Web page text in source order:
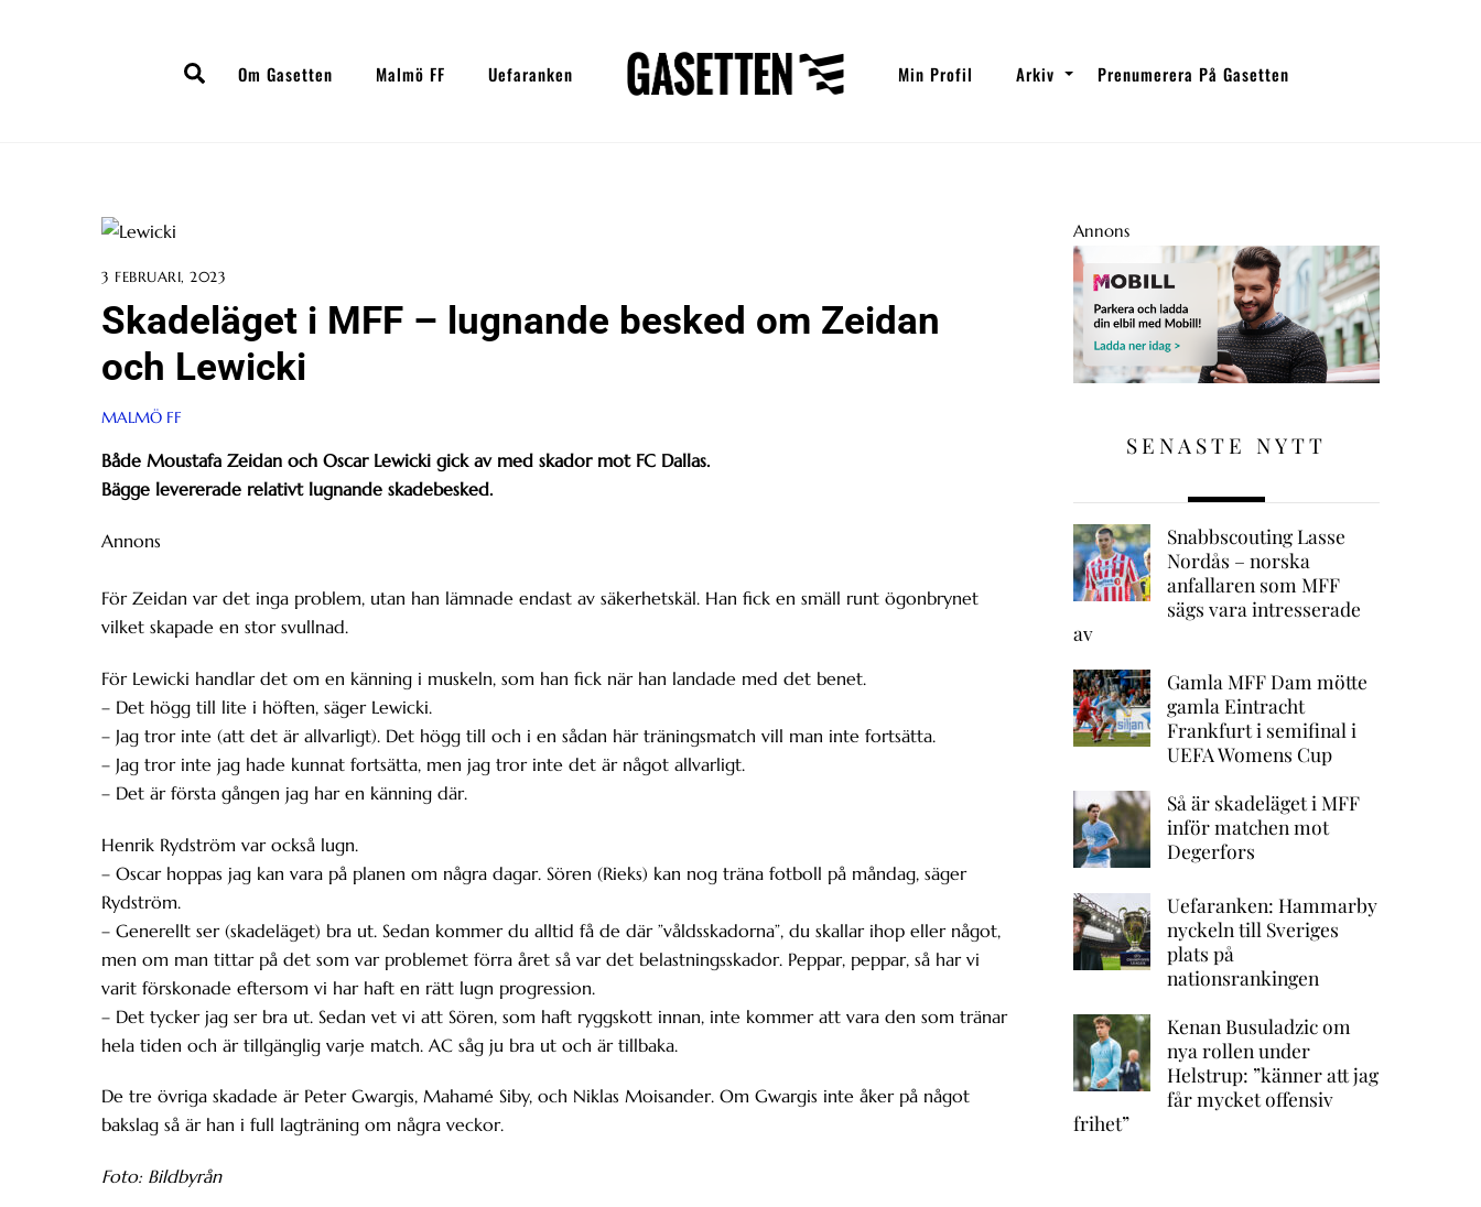
SearchOm Gasetten Malmö FF Uefaranken Min Profil Arkiv Prenumerera På Gasetten
3 FEBRUARI, 2023
Skadeläget i MFF – lugnande besked om Zeidan
och Lewicki
MALMÖ FF
Både Moustafa Zeidan och Oscar Lewicki gick av med skador mot FC Dallas.
Bägge levererade relativt lugnande skadebesked.
Annons
För Zeidan var det inga problem, utan han lämnade endast av säkerhetskäl. Han fick en smäll runt ögonbrynet
vilket skapade en stor svullnad.
För Lewicki handlar det om en känning i muskeln, som han fick när han landade med det benet.
– Det högg till lite i höften, säger Lewicki.
– Jag tror inte (att det är allvarligt). Det högg till och i en sådan här träningsmatch vill man inte fortsätta.
– Jag tror inte jag hade kunnat fortsätta, men jag tror inte det är något allvarligt.
– Det är första gången jag har en känning där.
Henrik Rydström var också lugn.
– Oscar hoppas jag kan vara på planen om några dagar. Sören (Rieks) kan nog träna fotboll på måndag, säger
Rydström.
– Generellt ser (skadeläget) bra ut. Sedan kommer du alltid få de där ”våldsskadorna”, du skallar ihop eller något,
men om man tittar på det som var problemet förra året så var det belastningsskador. Peppar, peppar, så har vi
varit förskonade eftersom vi har haft en rätt lugn progression.
– Det tycker jag ser bra ut. Sedan vet vi att Sören, som haft ryggskott innan, inte kommer att vara den som tränar
hela tiden och är tillgänglig varje match. AC såg ju bra ut och är tillbaka.
De tre övriga skadade är Peter Gwargis, Mahamé Siby, och Niklas Moisander. Om Gwargis inte åker på något
bakslag så är han i full lagträning om några veckor.
Foto: Bildbyrån
Annons
SENASTE NYTT
Snabbscouting Lasse
Nordås – norska
anfallaren som MFF
sägs vara intresserade
av
Gamla MFF Dam mötte
gamla Eintracht
Frankfurt i semifinal i
UEFA Womens Cup
Så är skadeläget i MFF
inför matchen mot
Degerfors
Uefaranken: Hammarby
nyckeln till Sveriges
plats på
nationsrankingen
Kenan Busuladzic om
nya rollen under
Helstrup: ”känner att jag
får mycket offensiv
frihet”